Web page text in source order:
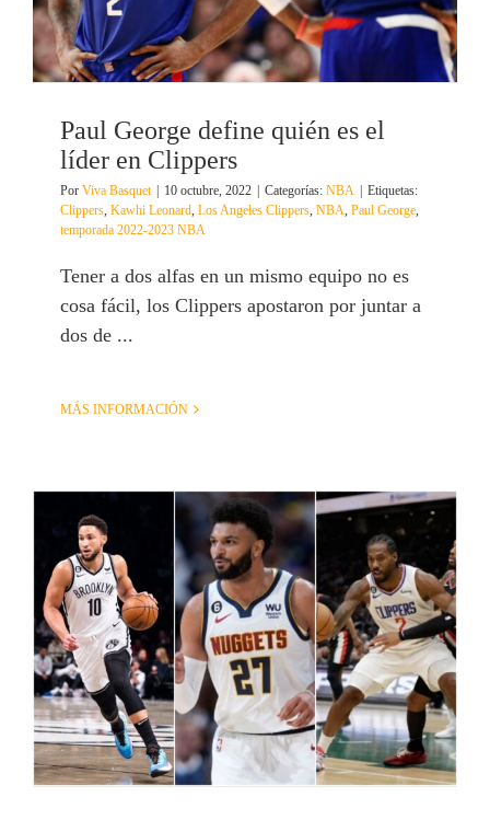
Paul George define quién es el
líder en Clippers
Por Viva Basquet | 10 octubre, 2022 | Categorías: NBA | Etiquetas:
Clippers Kawhi Leonard Los Angeles Clippers NBA Paul George
temporada 2022-2023 NBA
Tener a dos alfas en un mismo equipo no es
cosa fácil, los Clippers apostaron por juntar a
dos de ...
MÁS INFORMACIÓN